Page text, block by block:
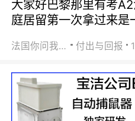
大家好巴黎那里有考
庭居留第一次拿过来是
法国你问我答 付出与回报